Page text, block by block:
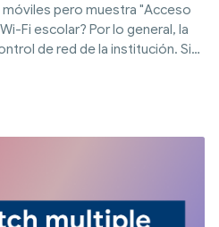
pero muestra "Acceso
Fi escolar? Por lo general, la
de red de la institución. Sin
bloquean del mismo modo:
los dispositivos
Hidemyacc explica los